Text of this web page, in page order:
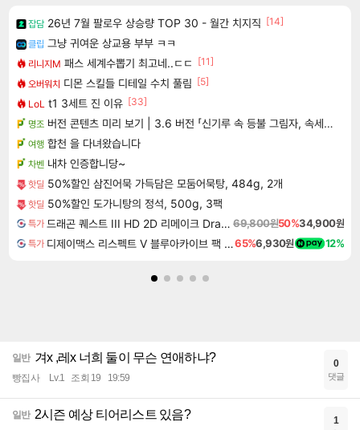
잡담 26년 7월 팔로우 상승량 TOP 30 - 월간 치지직 [14]
클립 그냥 귀여운 상교용 부부 ㅋㅋ
리니지M 패스 세계수뽑기 최고네..ㄷㄷ
[11]
오버워치 디몬 스킬들 디테일 수치 풀림 [5]
LoL t1 3세트 진 이유 [33]
명조 버전 콘텐츠 미리 보기 | 3.6 버전 「신기루 속 등불 그림자, 속세에 깃든 검의 결심」이 8월 20일에 업데이트됩니다!
여행 합천 을 다녀왔습니다
차벤 내차 인증합니당~
핫딜 50%할인 삼진어묵 가득담은 모둠어묵탕, 484g, 2개
핫딜 50%할인 도가니탕의 정석, 500g, 3팩
특가 드래곤 퀘스트 III HD 2D 리메이크 Dragon Quest III HD 2D Remake 69,800원50%34,900원
특가 디제이맥스 리스펙트 V 블루아카이브 팩 DJMAX RESPECT V Blue Archive Pack DLC65%6,930원 12%
일반 겨x ,레x 너희 둘이 무슨 연애하냐?
빵집사 Lv.1 조회 19 19:59
0
댓글
일반 2시즌 예상 티어리스트 있음? 1